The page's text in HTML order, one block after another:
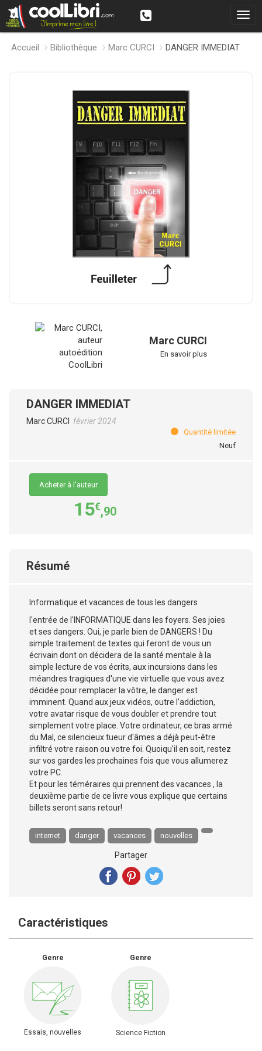
Accueil Bibliothèque Marc CURCI DANGER IMMEDIAT
Marc CURCI
En savoir plus
DANGER IMMEDIAT
Marc CURCI février 2024
Quantité limitée
Neuf
Acheter à l’auteur
15€,90
Résumé
Informatique et vacances de tous les dangers
l'entrée de l'INFORMATIQUE dans les foyers. Ses joies
et ses dangers. Oui, je parle bien de DANGERS ! Du
simple traitement de textes qui feront de vous un
écrivain dont on décidera de la santé mentale à la
simple lecture de vos écrits, aux incursions dans les
méandres tragiques d'une vie virtuelle que vous avez
décidée pour remplacer la vôtre, le danger est
imminent. Quand aux jeux vidéos, outre l'addiction,
votre avatar risque de vous doubler et prendre tout
simplement votre place. Votre ordinateur, ce bras armé
du Mal, ce silencieux tueur d'âmes a déjà peut-être
infiltré votre raison ou votre foi. Quoiqu'il en soit, restez
sur vos gardes les prochaines fois que vous allumerez
votre PC.
Et pour les téméraires qui prennent des vacances , la
deuxième partie de ce livre vous explique que certains
billets seront sans retour!
internet danger vacances nouvelles
Partager
Caractéristiques
Genre
Essais, nouvelles
Genre
Science Fiction